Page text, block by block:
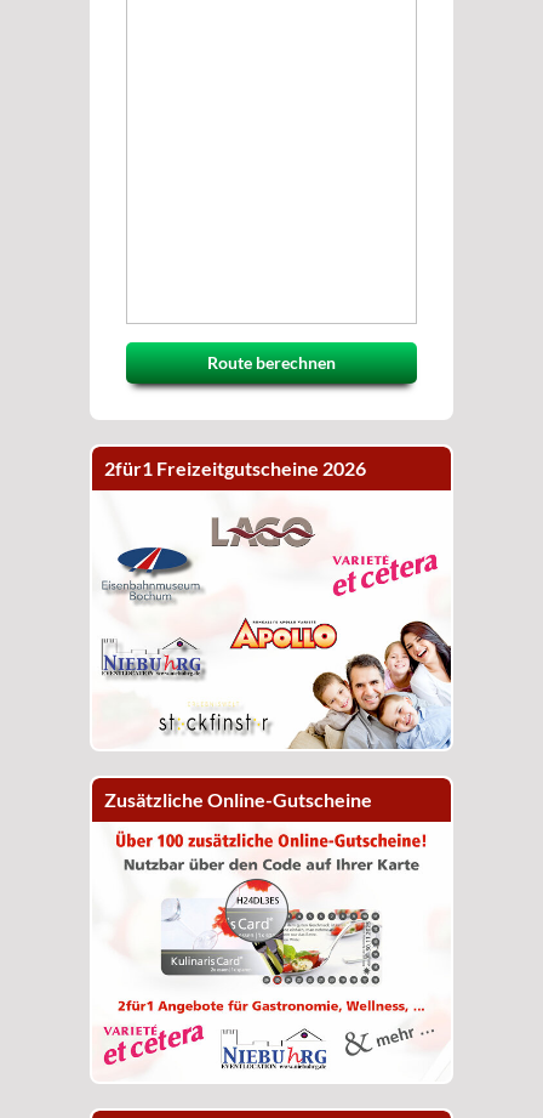
Route berechnen
2für1 Freizeitgutscheine 2026
Zusätzliche Online-Gutscheine